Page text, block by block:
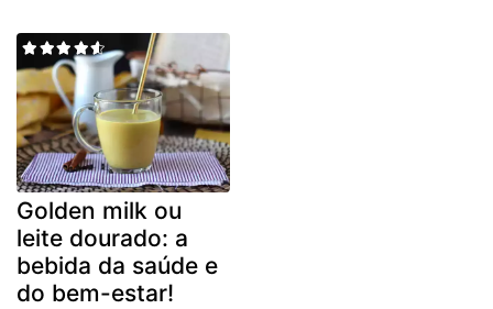
Golden milk ou
leite dourado: a
bebida da saúde e
do bem-estar!